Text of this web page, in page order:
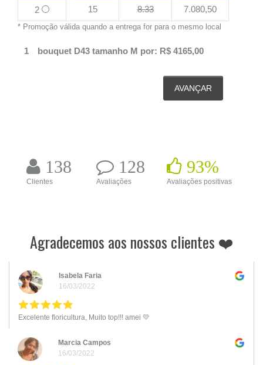
2 15 8.33 7.080,50
* Promoção válida quando a entrega for para o mesmo local
bouquet D43 tamanho M por: R$ 4165,00
AVANÇAR
138
Clientes
128
Avaliações
93%
Avaliações positivas
Agradecemos aos nossos clientes ❤️
Isabela Faria
16/03/2022
Excelente floricultura, Muito top!!! amei 💛
Marcia Campos
16/03/2022